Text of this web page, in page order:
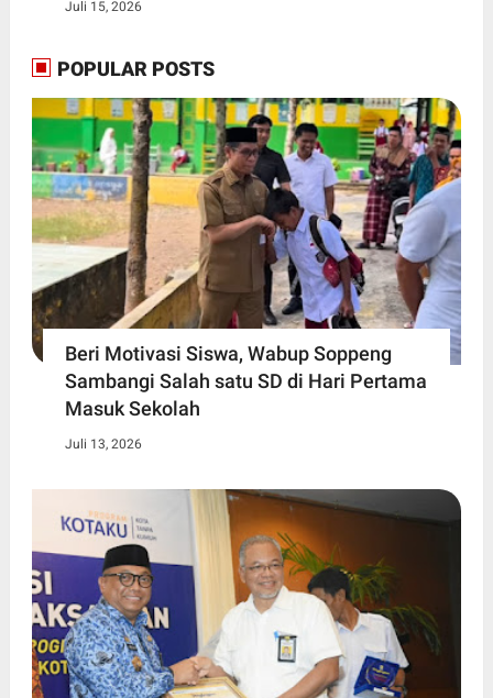
Juli 15, 2026
POPULAR POSTS
Beri Motivasi Siswa, Wabup Soppeng
Sambangi Salah satu SD di Hari Pertama
Masuk Sekolah
Juli 13, 2026